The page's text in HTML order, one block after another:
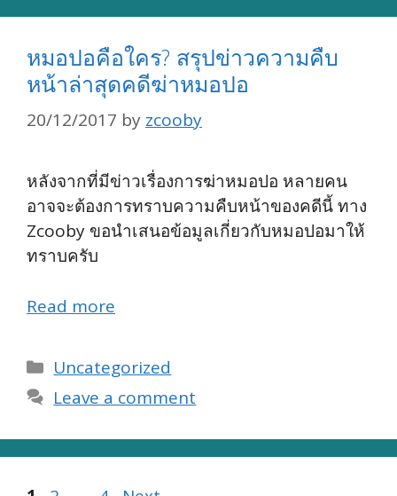
หมอปอคือใคร? สรุปข่าวความคืบ
หน้าล่าสุดคดีฆ่าหมอปอ
20/12/2017 by zcooby
หลังจากที่มีข่าวเรื่องการฆ่าหมอปอ หลายคน
อาจจะต้องการทราบความคืบหน้าของคดีนี้ ทาง
Zcooby ขอนำเสนอข้อมูลเกี่ยวกับหมอปอมาให้
ทราบครับ
Read more
Categories
Uncategorized
Leave a comment